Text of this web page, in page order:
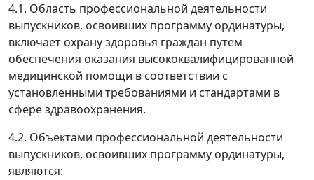
4.1. Область профессиональной деятельности
выпускников, освоивших программу ординатуры,
включает охрану здоровья граждан путем
обеспечения оказания высококвалифицированной
медицинской помощи в соответствии с
установленными требованиями и стандартами в
сфере здравоохранения.
4.2. Объектами профессиональной деятельности
выпускников, освоивших программу ординатуры,
являются: